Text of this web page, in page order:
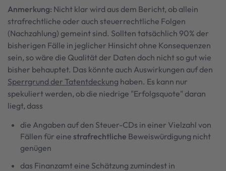
Anmerkung: Nicht klar wird aus dem Bericht, ob allein
strafrechtliche oder auch steuerrechtliche Folgen
(Nachzahlung) gemeint sind. Sollten tatsächlich 90% der
bisherigen Fälle in jeglicher Hinsicht ohne Konsequenzen
sein, so wäre die Qualität der Daten doch nicht so gut wie
bisher behauptet. Das könnte auch Auswirkungen auf den
Sperrgrund der Tatentdeckung haben. Es kann nur
spekuliert werden, ob die niedrige "Erfolgsquote" daran
liegt, dass
die Angaben auf den Steuer-CDs in einer Vielzahl von
Fällen für eine strafrechtliche Beweiswürdigung nicht
genügen
das Finanzamt eine Schätzung zumindest in